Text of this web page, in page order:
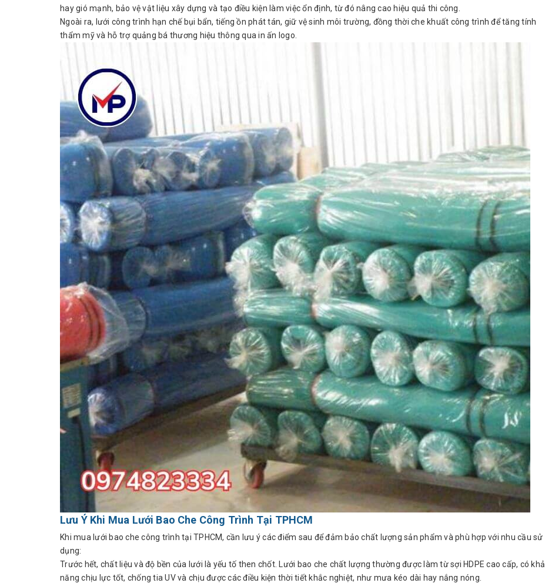
hay gió mạnh, bảo vệ vật liệu xây dựng và tạo điều kiện làm việc ổn định, từ đó nâng cao hiệu quả thi công.
Ngoài ra, lưới công trình hạn chế bụi bẩn, tiếng ồn phát tán, giữ vệ sinh môi trường, đồng thời che khuất công trình để tăng tính
thẩm mỹ và hỗ trợ quảng bá thương hiệu thông qua in ấn logo.
Lưu Ý Khi Mua Lưới Bao Che Công Trình Tại TPHCM
Khi mua lưới bao che công trình tại TPHCM, cần lưu ý các điểm sau để đảm bảo chất lượng sản phẩm và phù hợp với nhu cầu sử
dụng:
Trước hết, chất liệu và độ bền của lưới là yếu tố then chốt. Lưới bao che chất lượng thường được làm từ sợi HDPE cao cấp, có khả
năng chịu lực tốt, chống tia UV và chịu được các điều kiện thời tiết khắc nghiệt, như mưa kéo dài hay nắng nóng.